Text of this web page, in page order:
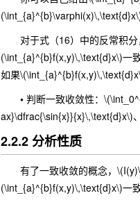
对于式（16）中的反常积分
(\int_{a}^{b}f(x,y)\,\text{d}x\)一
如果
• 判断一致收敛性：
ax}\dfrac{\sin{x}}{x}\,\text{d}x\)
2.2.2 分析性质
有了一致收敛的概念，\(I(y)\)
(\int_{a}^{b}f(x,y)\,\text{d}x\)一